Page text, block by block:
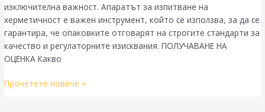
изключителна важност. Апаратът за изпитване на
херметичност е важен инструмент, който се използва, за да се
гарантира, че опаковките отговарят на строгите стандарти за
качество и регулаторните изисквания. ПОЛУЧАВАНЕ НА
ОЦЕНКА Какво
на
опаковката
Прочетете повече »